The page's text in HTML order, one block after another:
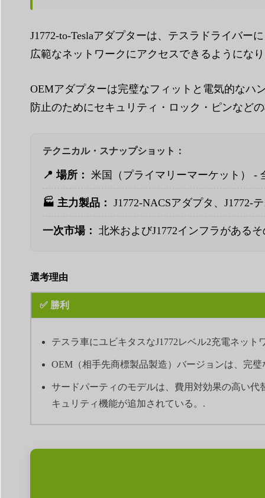
J1772-to-Teslaアダプターは、テスラドライバー
広範なネットワークにアクセスできるようにな
OEMアダプターは完璧なフィットと電気的なハ
防止のためにセキュリティ・ロック・ピンなど
テクニカル・スナップショット：
📍 場所： 米国（プライマリーマーケット） -
🏭 主力製品： J1772-NACSアダプタ、J1772-
一次市場： 北米およびJ1772インフラがある
選考理由
✅ 勝利
テスラ車にユビキタスなJ1772レベル2充電ネット
OEM（相手先商標製品製造）バージョンは、完
サードパーティのモデルは、費用対効果の高い代
キュリティ機能が追加されている。.